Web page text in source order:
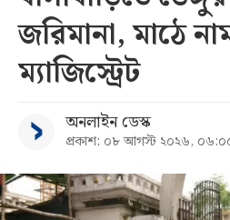
জরিমানা, মাঠে
ম্যাজিস্ট্রেট
অনলাইন ডেস্ক
প্রকাশ: ০৮ আগস্ট ২০২৬,